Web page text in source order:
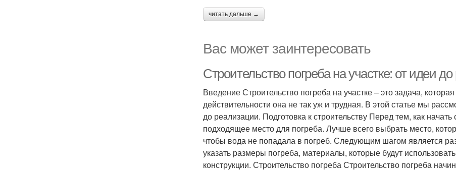
читать дальше →
Вас может заинтересовать
Строительство погреба на участке: от идеи
Введение Строительство погреба на участке – это задача,
действительности она не так уж и трудная. В этой статье мы
до реализации. Подготовка к строительству Перед тем, как
подходящее место для погреба. Лучше всего выбрать место,
чтобы вода не попадала в погреб. Следующим шагом является
указать размеры погреба, материалы, которые будут
конструкции. Строительство погреба Строительство погреба